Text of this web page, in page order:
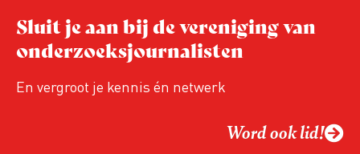
Sluit je aan bij de vereniging van
onderzoeksjournalisten
En vergroot je kennis én netwerk
Word ook lid!